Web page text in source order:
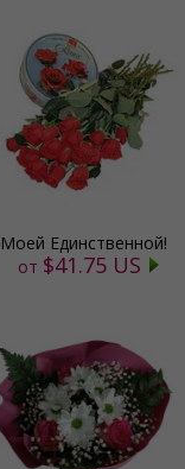
Моей Единственной!
от $41.75 US